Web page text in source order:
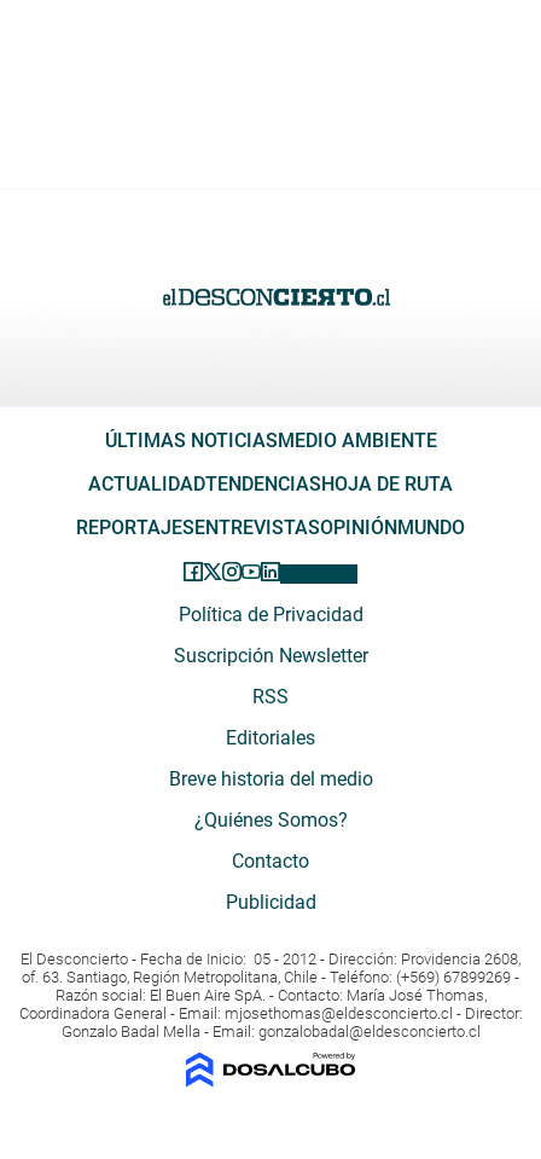
ÚLTIMAS NOTICIAS MEDIO AMBIENTE
ACTUALIDADTENDENCIAS HOJA DE RUTA
REPORTAJES ENTREVISTASOPINIÓN MUNDO
Política de Privacidad
Suscripción Newsletter
RSS
Editoriales
Breve historia del medio
¿Quiénes Somos?
Contacto
Publicidad
El Desconcierto - Fecha de Inicio: 05 - 2012 - Dirección: Providencia 2608,
of. 63. Santiago, Región Metropolitana, Chile - Teléfono: (+569) 67899269 -
Razón social: El Buen Aire SpA. - Contacto: María José Thomas,
Coordinadora General - Email: mjosethomas@eldesconcierto.cl - Director:
Gonzalo Badal Mella - Email: gonzalobadal@eldesconcierto.cl